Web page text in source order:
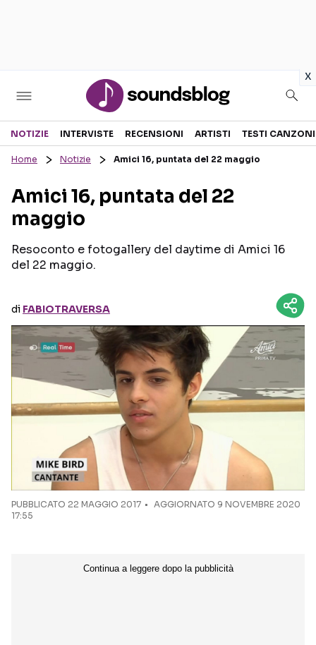
x
Sezioni
RECENSIONI MUSICALI
INTERVISTE
GOSSIP E CURIOSITÀ
TESTI CANZONI
TALENT SHOW
Seguici sui social
NOTIZIE INTERVISTE RECENSIONI ARTISTI TESTI CANZONI
Home Notizie Amici 16, puntata del 22 maggio
Amici 16, puntata del 22
maggio
Resoconto e fotogallery del daytime di Amici 16
del 22 maggio.
di FABIOTRAVERSA
PUBBLICATO 22 MAGGIO 2017
AGGIORNATO 9 NOVEMBRE 2020
17:55